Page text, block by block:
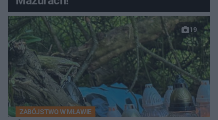
19
ZABÓJSTWO W MŁAWIE